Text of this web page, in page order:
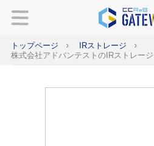
トップページ
IRストレージ
株式会社アドバンテストのIRストレージ